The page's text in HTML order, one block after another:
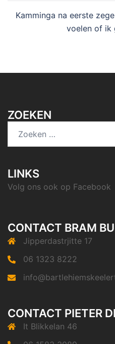
Kamminga na eerste
voelen of ik
ZOEKEN
naar:
LINKS
Volg ons ook op Facebook
CONTACT BRAM
Jipperdastrjitte 17
06 1323 8222
CONTACT PIETER
It Blikkelan 46